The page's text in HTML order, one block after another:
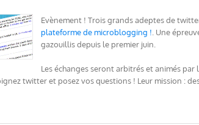
Evènement ! Trois grands adeptes de
plateforme de microblogging ! . Une
gazouillis depuis le premier juin.
Les échanges seront arbitrés et animés
twitter et posez vos questions ! Leur mission :